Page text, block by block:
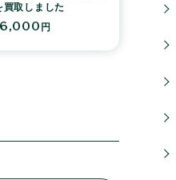
取しました
円